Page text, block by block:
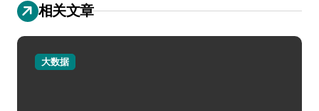
相关文章
大数据